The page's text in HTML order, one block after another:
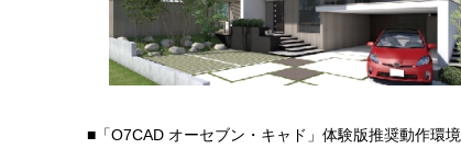
第18回 受賞作品
第16回 応募サイト
第15回 受賞作品
■「O7CAD オーセブン・キャド」体験版推奨動作環境